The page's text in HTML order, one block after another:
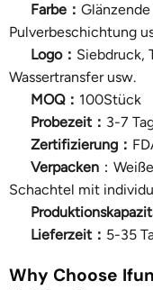
Farbe：
Pulverbeschichtung
Logo： Siebdruck,
Wassertransfer usw.
MOQ： 100Stück
Probezeit： 3-7
Zertifizierung：
Verpacken：
Schachtel mit
Lieferzeit： 5-35
Why Choose